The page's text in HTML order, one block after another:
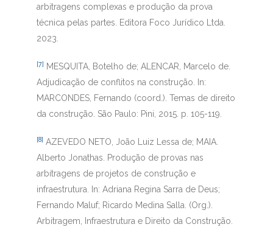
arbitragens complexas e produção da prova
técnica pelas partes. Editora Foco Jurídico Ltda.
2023.
[7] MESQUITA, Botelho de; ALENCAR, Marcelo de.
Adjudicação de conflitos na construção. In:
MARCONDES, Fernando (coord.). Temas de direito
da construção. São Paulo: Pini, 2015. p. 105-119.
[8] AZEVEDO NETO, João Luiz Lessa de; MAIA.
Alberto Jonathas. Produção de provas nas
arbitragens de projetos de construção e
infraestrutura. In: Adriana Regina Sarra de Deus;
Fernando Maluf; Ricardo Medina Salla. (Org.).
Arbitragem, Infraestrutura e Direito da Construção.